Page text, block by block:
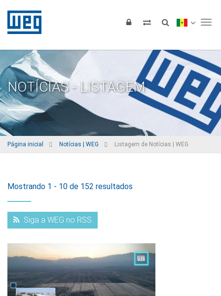
NOTÍCIAS - LISTAGEM
Página inicial Notícias | WEG Listagem de Notícias | WEG
Mostrando 1 - 10 de 152 resultados
Siga a WEG no RSS